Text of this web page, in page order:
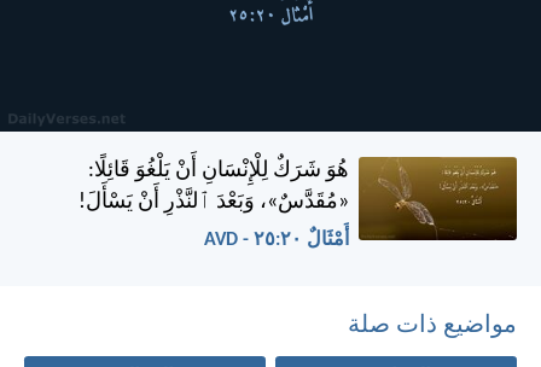
هُوَ شَرَكٌ لِلْإِنْسَانِ أَنْ يَلْغُوَ قَائِلًا:
«مُقَدَّسٌ»، وَبَعْدَ ٱلنَّذْرِ أَنْ يَسْأَلَ!
أَمْثَالٌ ٢٠:‏٢٥ - AVD
مواضيع ذات صلة